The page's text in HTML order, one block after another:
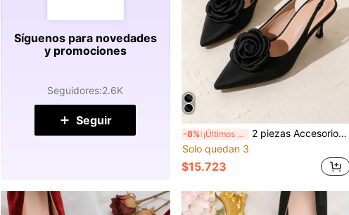
Síguenos para novedades
y promociones
Seguidores:2.6K
Seguir
-8% ¡Últimos 3 días
2 piezas Accesorios desmontables DIY para zapatos con forma de flor de rosa, clips para zapatos de tacón alto, decoración de zapatos elegante y de moda, tacones altos blancos, zapatos de salón, sandalias, decoraciones para zapatos
Solo quedan 3
$15.723